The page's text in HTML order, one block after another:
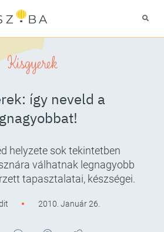
Kisgyerek
így neveld a
helyzete sok tekintetben
válhatnak legnagyobb
tapasztalatai, készségei.
2010. Január 26.